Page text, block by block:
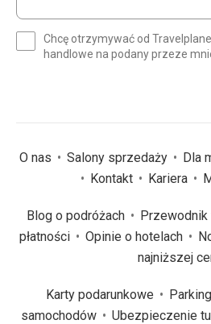
swój
(wymagane)
Chcę otrzymywać od
handlowe na podany przeze
O nas Salony sprzedaży Dla
Kontakt
Kariera
Blog o podróżach
płatności
Opinie o hotelach
najniższej
Karty podarunkowe
samochodów
Ubezpieczenie